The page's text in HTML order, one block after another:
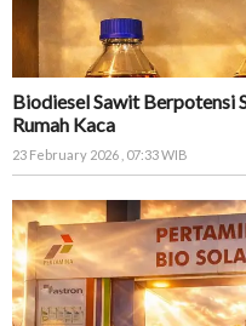
Biodiesel Sawit Berpotensi
Rumah Kaca
23 February 2026 , 07:33 WIB